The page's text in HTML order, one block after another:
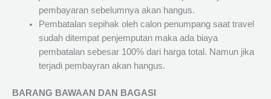
pembayaran sebelumnya akan hangus.
Pembatalan sepihak oleh calon penumpang saat travel
sudah ditempat penjemputan maka ada biaya
pembatalan sebesar 100% dari harga total. Namun jika
terjadi pembayran akan hangus.
BARANG BAWAAN DAN BAGASI